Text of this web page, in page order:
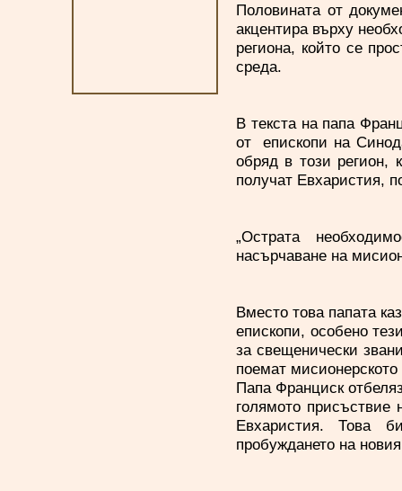
Половината от
акцентира върху
региона, който се
среда.
В текста на папа
от епископи на
обряд в този регион,
получат Евхаристия,
„Острата
насърчаване на
Вместо това папата
епископи, особено
за свещенически
поемат
Папа Франциск
голямото присъствие
Евхаристия. Това
пробуждането на